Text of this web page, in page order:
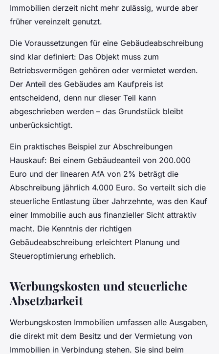
Immobilien derzeit nicht mehr zulässig, wurde aber
früher vereinzelt genutzt.
Die Voraussetzungen für eine Gebäudeabschreibung
sind klar definiert: Das Objekt muss zum
Betriebsvermögen gehören oder vermietet werden.
Der Anteil des Gebäudes am Kaufpreis ist
entscheidend, denn nur dieser Teil kann
abgeschrieben werden – das Grundstück bleibt
unberücksichtigt.
Ein praktisches Beispiel zur Abschreibungen
Hauskauf: Bei einem Gebäudeanteil von 200.000
Euro und der linearen AfA von 2% beträgt die
Abschreibung jährlich 4.000 Euro. So verteilt sich die
steuerliche Entlastung über Jahrzehnte, was den Kauf
einer Immobilie auch aus finanzieller Sicht attraktiv
macht. Die Kenntnis der richtigen
Gebäudeabschreibung erleichtert Planung und
Steueroptimierung erheblich.
Werbungskosten und steuerliche
Absetzbarkeit
Werbungskosten Immobilien umfassen alle Ausgaben,
die direkt mit dem Besitz und der Vermietung von
Immobilien in Verbindung stehen. Sie sind beim